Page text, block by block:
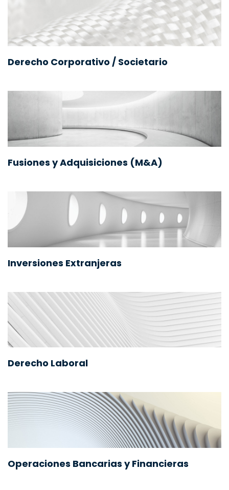
Derecho Corporativo / Societario
Fusiones y Adquisiciones (M&A)
Inversiones Extranjeras
Derecho Laboral
Operaciones Bancarias y Financieras